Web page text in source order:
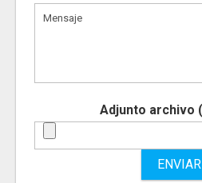
Adjunto archivo
ENVIAR